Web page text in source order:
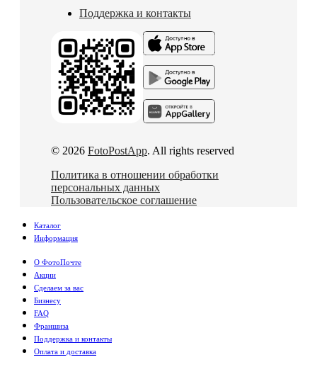
Поддержка и контакты
© 2026 FotoPostApp. All rights reserved
Политика в отношении обработки
персональных данных
Пользовательское соглашение
Каталог
Информация
О ФотоПочте
Акции
Сделаем за вас
Бизнесу
FAQ
Франшиза
Поддержка и контакты
Оплата и доставка